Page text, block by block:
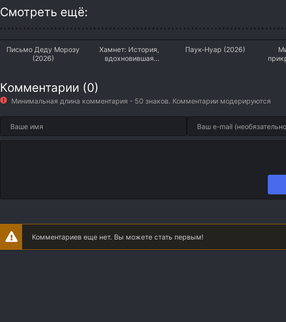
Смотреть ещё:
Письмо Деду Морозу
(2026)
Хамнет: История,
вдохновившая
Паук-Нуар (2026)
Комментарии (0)
Минимальная длина комментария - 50 знаков. Комментарии модерируются
Комментариев еще нет. Вы можете стать первым!